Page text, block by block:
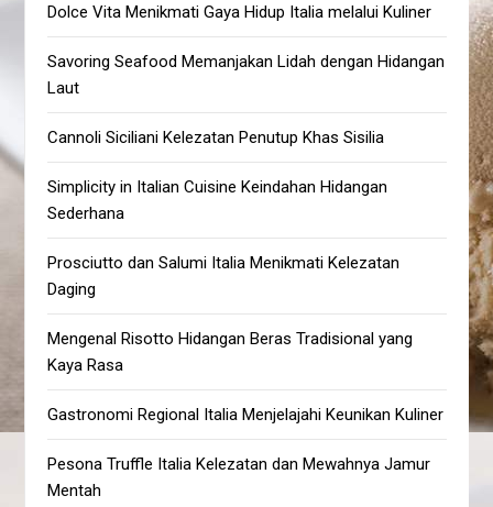
Dolce Vita Menikmati Gaya Hidup Italia melalui Kuliner
Savoring Seafood Memanjakan Lidah dengan Hidangan
Laut
Cannoli Siciliani Kelezatan Penutup Khas Sisilia
Simplicity in Italian Cuisine Keindahan Hidangan
Sederhana
Prosciutto dan Salumi Italia Menikmati Kelezatan
Daging
Mengenal Risotto Hidangan Beras Tradisional yang
Kaya Rasa
Gastronomi Regional Italia Menjelajahi Keunikan Kuliner
Pesona Truffle Italia Kelezatan dan Mewahnya Jamur
Mentah